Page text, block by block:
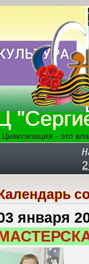
Цивилизация - это
января